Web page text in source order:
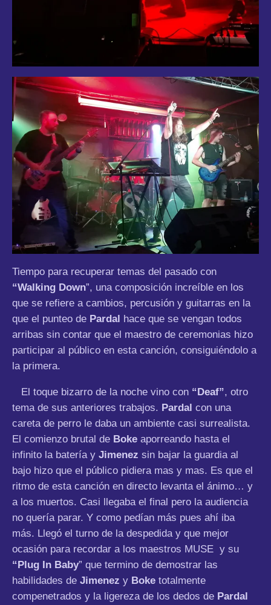
Tiempo para recuperar temas del pasado con
“Walking Down”, una composición increíble en los
que se refiere a cambios, percusión y guitarras en la
que el punteo de Pardal hace que se vengan todos
arribas sin contar que el maestro de ceremonias hizo
participar al público en esta canción, consiguiéndolo a
la primera.
El toque bizarro de la noche vino con “Deaf”, otro
tema de sus anteriores trabajos. Pardal con una
careta de perro le daba un ambiente casi surrealista.
El comienzo brutal de Boke aporreando hasta el
infinito la batería y Jimenez sin bajar la guardia al
bajo hizo que el público pidiera mas y mas. Es que el
ritmo de esta canción en directo levanta el ánimo… y
a los muertos. Casi llegaba el final pero la audiencia
no quería parar. Y como pedían más pues ahí iba
más. Llegó el turno de la despedida y que mejor
ocasión para recordar a los maestros MUSE y su
“Plug In Baby” que termino de demostrar las
habilidades de Jimenez y Boke totalmente
compenetrados y la ligereza de los dedos de Pardal